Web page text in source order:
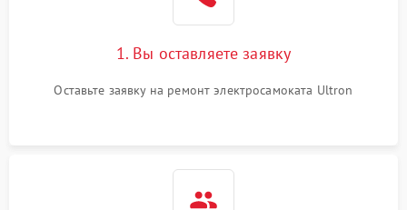
1. Вы оставляете заявку
Оставьте заявку на ремонт электросамоката Ultron